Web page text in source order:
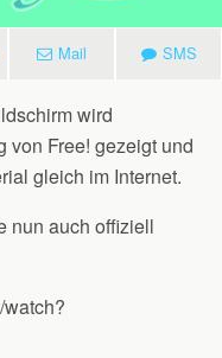
Mail SMS
wird
von Free! gezeigt und
gleich im Internet.
nun auch offiziell